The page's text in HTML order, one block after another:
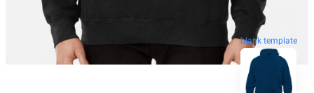
blank template